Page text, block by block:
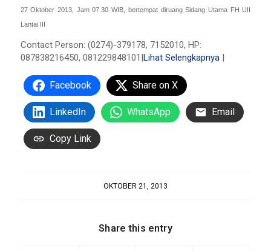
27 Oktober 2013, Jam 07.30 WIB, bertempat diruang Sidang Utama FH UII
Lantai III
Contact Person: (0274)-379178, 7152010, HP:
087838216450, 081229848101|Lihat Selengkapnya|
Facebook Share on X
LinkedIn WhatsApp Email
Copy Link
OKTOBER 21, 2013
Share this entry